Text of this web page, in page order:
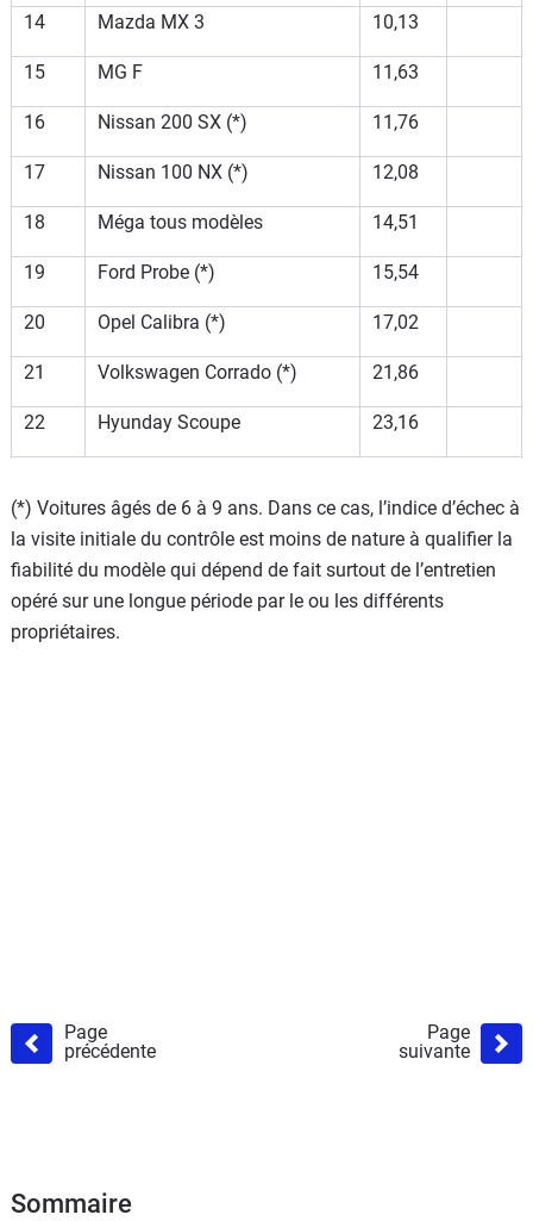
14 Mazda MX 3 10,13
15 MG F 11,63
16 Nissan 200 SX (*) 11,76
17 Nissan 100 NX (*) 12,08
18 Méga tous modèles 14,51
19 Ford Probe (*) 15,54
20 Opel Calibra (*) 17,02
21 Volkswagen Corrado (*) 21,86
22 Hyunday Scoupe 23,16
(*) Voitures âgés de 6 à 9 ans. Dans ce cas, l’indice d’échec à
la visite initiale du contrôle est moins de nature à qualifier la
fiabilité du modèle qui dépend de fait surtout de l’entretien
opéré sur une longue période par le ou les différents
propriétaires.
Page
précédente
Page
suivante
Sommaire